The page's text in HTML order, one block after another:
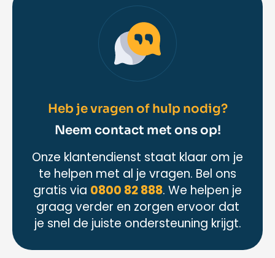
Heb je vragen of hulp nodig?
Neem contact met ons op!
Onze klantendienst staat klaar om je
te helpen met al je vragen. Bel ons
gratis via 0800 82 888. We helpen je
graag verder en zorgen ervoor dat
je snel de juiste ondersteuning krijgt.